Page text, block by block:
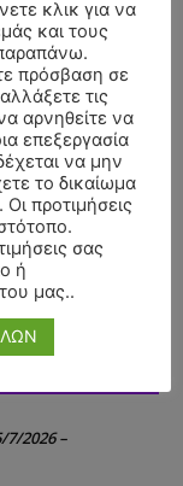
2026 –
κλικ για να
και τους
πρόσβαση σε
τις
αρνηθείτε να
επεξεργασία
να μην
το δικαίωμα
προτιμήσεις
σας
ή
μας..